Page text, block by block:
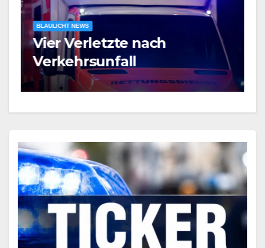
BLAULICHT NEWS
Vier Verletzte nach
Verkehrsunfall